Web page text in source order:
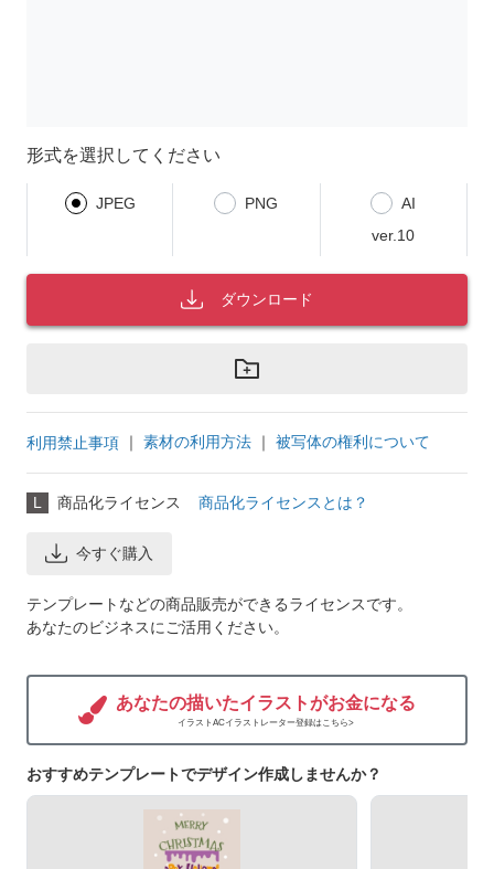
形式を選択してください
JPEG PNG
AI
ver.10
ダウンロード
利用禁止事項 ｜ 素材の利用方法 ｜ 被写体の権利について
L 商品化ライセンス 商品化ライセンスとは？
今すぐ購入
テンプレートなどの商品販売ができるライセンスです。
あなたのビジネスにご活用ください。
あなたの描いたイラストがお金になる
イラストACイラストレーター登録はこちら>
おすすめテンプレートでデザイン作成しませんか？